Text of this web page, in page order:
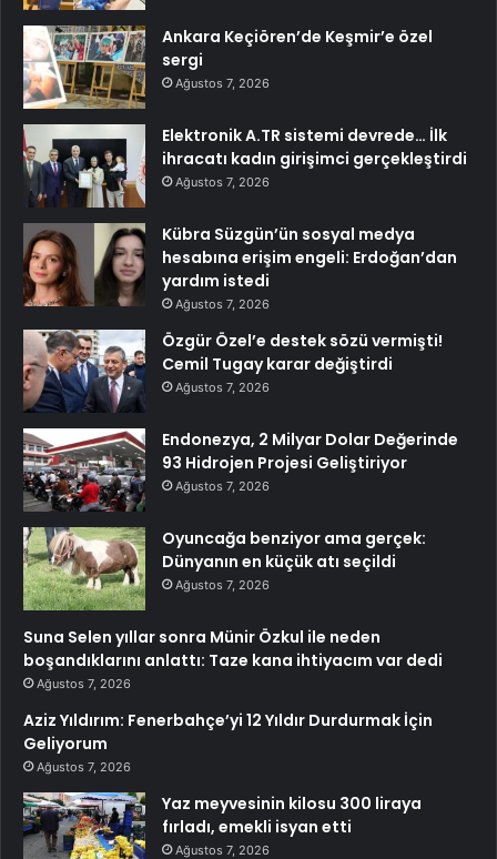
Ankara Keçiören’de Keşmir’e özel
sergi
Ağustos 7, 2026
Elektronik A.TR sistemi devrede… İlk
ihracatı kadın girişimci gerçekleştirdi
Ağustos 7, 2026
Kübra Süzgün’ün sosyal medya
hesabına erişim engeli: Erdoğan’dan
yardım istedi
Ağustos 7, 2026
Özgür Özel’e destek sözü vermişti!
Cemil Tugay karar değiştirdi
Ağustos 7, 2026
Endonezya, 2 Milyar Dolar Değerinde
93 Hidrojen Projesi Geliştiriyor
Ağustos 7, 2026
Oyuncağa benziyor ama gerçek:
Dünyanın en küçük atı seçildi
Ağustos 7, 2026
Suna Selen yıllar sonra Münir Özkul ile neden
boşandıklarını anlattı: Taze kana ihtiyacım var dedi
Ağustos 7, 2026
Aziz Yıldırım: Fenerbahçe’yi 12 Yıldır Durdurmak İçin
Geliyorum
Ağustos 7, 2026
Yaz meyvesinin kilosu 300 liraya
fırladı, emekli isyan etti
Ağustos 7, 2026